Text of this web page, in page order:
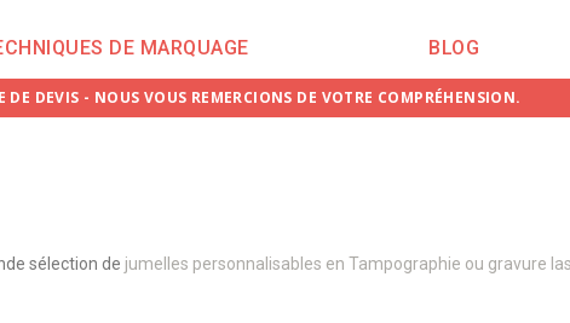
DE MARQUAGE BLOG
DEVIS - NOUS VOUS REMERCIONS DE VOTRE COMPRÉHENSION.
sélection de jumelles personnalisables en Tampographie ou gravure